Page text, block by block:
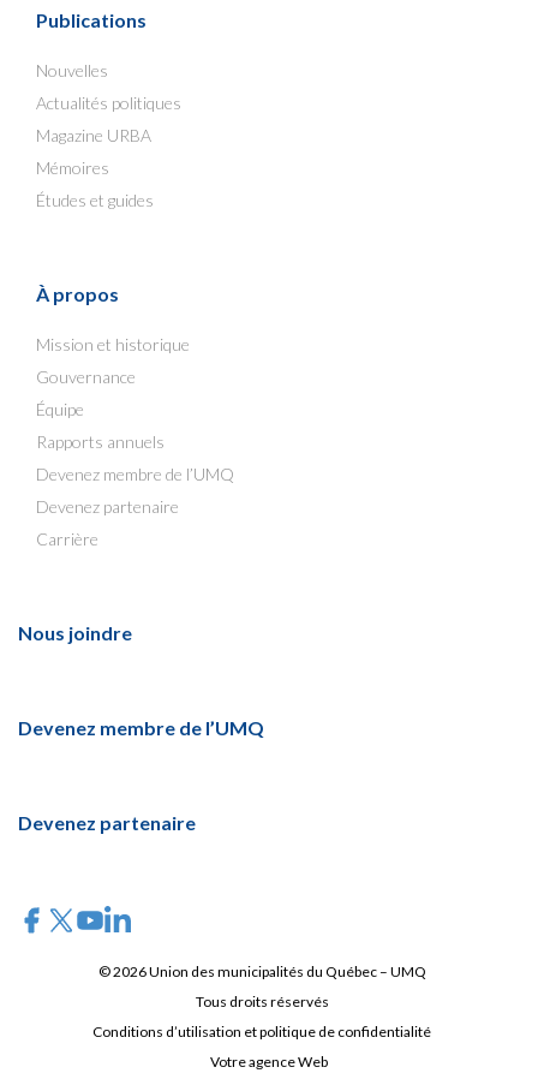
Publications
Nouvelles
Actualités politiques
Magazine URBA
Mémoires
Études et guides
À propos
Mission et historique
Gouvernance
Équipe
Rapports annuels
Devenez membre de l’UMQ
Devenez partenaire
Carrière
Nous joindre
Devenez membre de l’UMQ
Devenez partenaire
© 2026 Union des municipalités du Québec – UMQ
Tous droits réservés
Conditions d’utilisation et politique de confidentialité
Votre agence Web